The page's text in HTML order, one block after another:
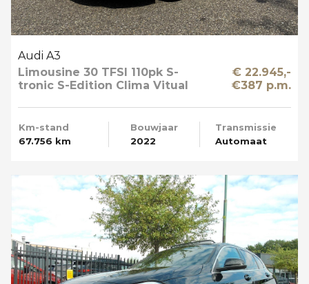
Audi A3
Limousine 30 TFSI 110pk S-
tronic S-Edition Clima Vitual
€ 22.945,-
€387 p.m.
Km-stand
67.756 km
Bouwjaar
2022
Transmissie
Automaat